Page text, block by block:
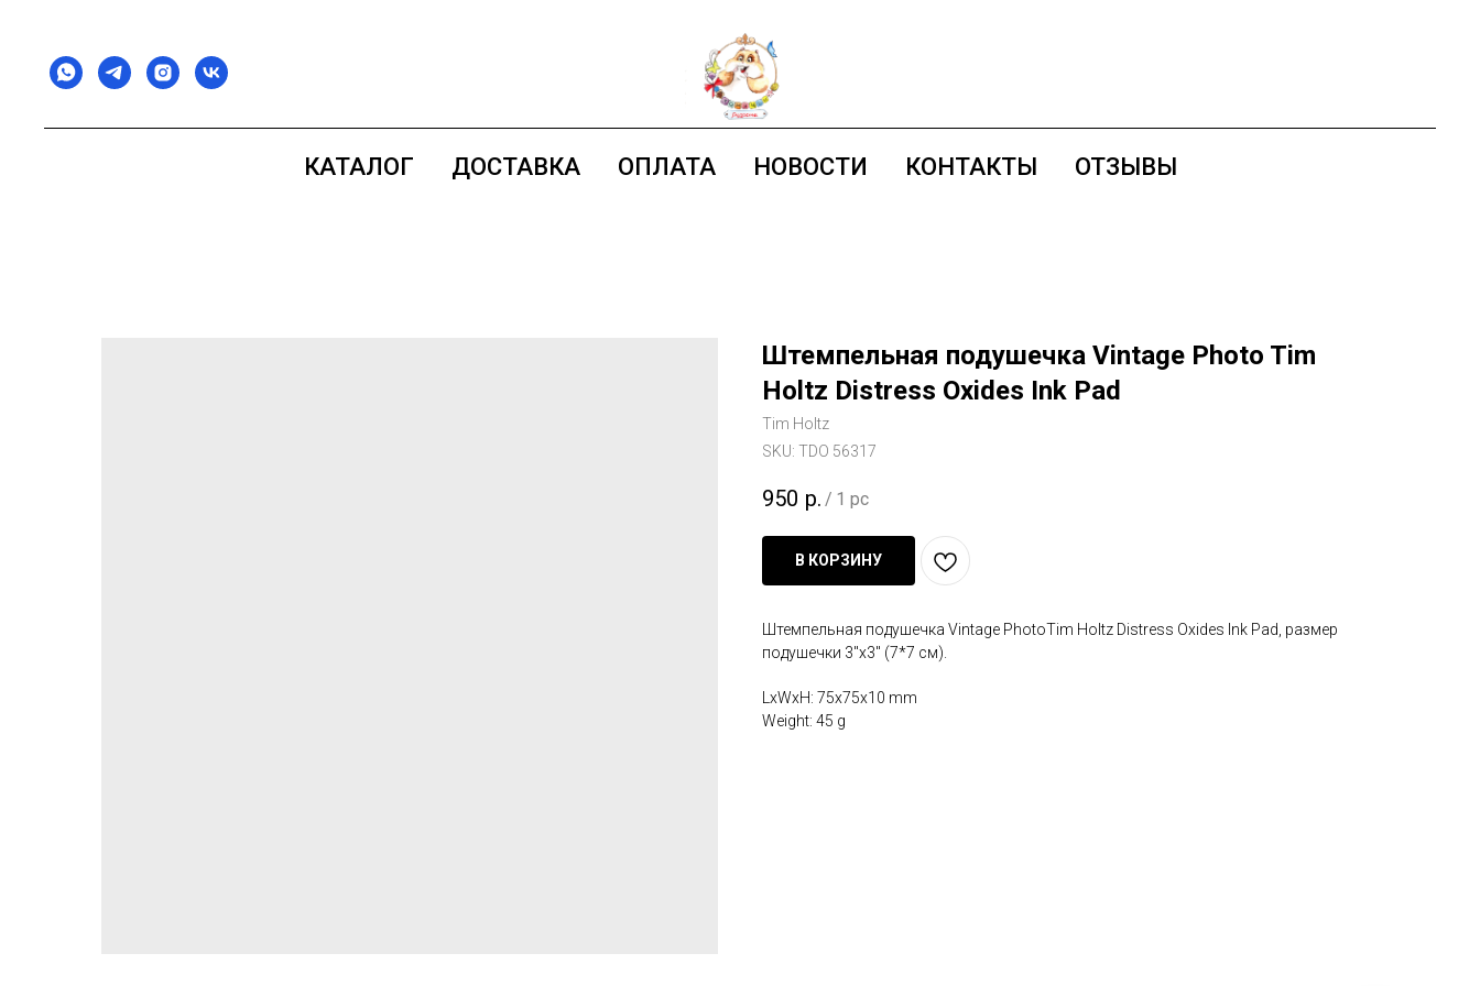
КАТАЛОГ ДОСТАВКА ОПЛАТА НОВОСТИ КОНТАКТЫ ОТЗЫВЫ
Штемпельная подушечка Vintage Photo Tim
Holtz Distress Oxides Ink Pad
Tim Holtz
SKU: TDO 56317
950 р. / 1 pc
В КОРЗИНУ
Штемпельная подушечка Vintage PhotoTim Holtz Distress Oxides Ink Pad, размер
подушечки 3"x3" (7*7 см).
LxWxH: 75x75x10 mm
Weight: 45 g